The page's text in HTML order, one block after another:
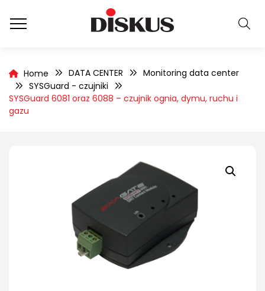
Home DATA CENTER
Monitoring data center
SYSGuard - czujniki
SYSGuard 6081 oraz 6088 – czujnik ognia, dymu, ruchu i
gazu